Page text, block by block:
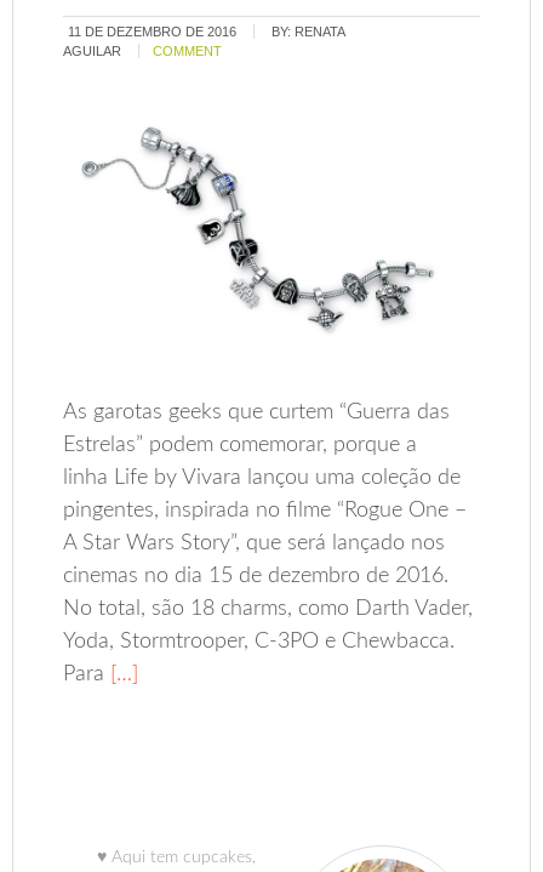
11 DE DEZEMBRO DE 2016 BY: RENATA
AGUILAR
COMMENT
As garotas geeks que curtem “Guerra das
Estrelas” podem comemorar, porque a
linha Life by Vivara lançou uma coleção de
pingentes, inspirada no filme “Rogue One –
A Star Wars Story”, que será lançado nos
cinemas no dia 15 de dezembro de 2016.
No total, são 18 charms, como Darth Vader,
Yoda, Stormtrooper, C-3PO e Chewbacca.
Para […]
♥ Aqui tem cupcakes,